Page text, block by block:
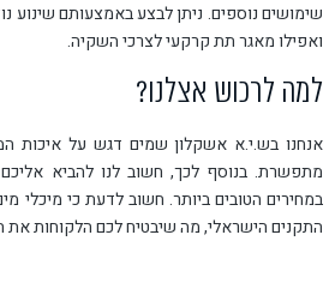
שימושים נוספים. ניתן לבצע באמצעותם שינוע
ואפילו מאגר תת קרקעי לצרכי השקיה.
למה לרכוש אצלנו?
אנחנו בש.י.א אשקלון שמים דגש על איכות
מתפשרת. בנוסף לכך, חשוב לנו להביא
במחירים הטובים ביותר. חשוב לדעת כי מיכלי
התקנים הישראלי, מה שיבטיח לכם הלקוחות את